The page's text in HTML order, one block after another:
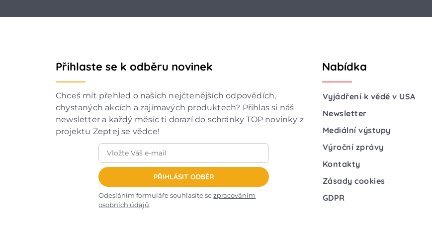
Přihlaste se k odběru novinek
Chceš mít přehled o našich nejčtenějších odpovědích,
chystaných akcích a zajímavých produktech? Přihlas si náš
newsletter a každý měsíc ti dorazí do schránky TOP novinky z
projektu Zeptej se vědce!
PŘIHLÁSIT ODBĚR
Odesláním formuláře souhlasíte sezpracováním
osobních údajů.
Nabídka
Vyjádření k vědě v USA
Newsletter
Mediální výstupy
Výroční zprávy
Kontakty
Zásady cookies
GDPR